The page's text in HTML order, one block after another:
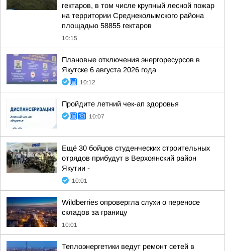
гектаров, в том числе крупный лесной пожар
на территории Среднеколымского района
площадью 58855 гектаров
10:15
Плановые отключения энергоресурсов в
Якутске 6 августа 2026 года
10:12
Пройдите летний чек-ап здоровья
10:07
Ещё 30 бойцов студенческих строительных
отрядов прибудут в Верхоянский район
Якутии -
10:01
Wildberries опровергла слухи о переносе
складов за границу
10:01
Теплоэнергетики ведут ремонт сетей в